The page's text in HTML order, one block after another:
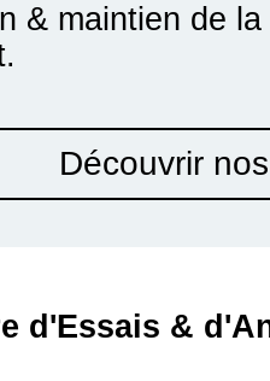
& maintien de la
Découvrir
d'Essais &